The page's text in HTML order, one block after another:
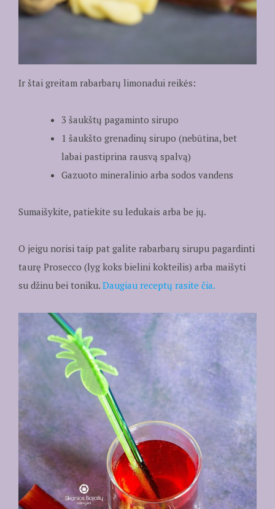
Ir štai greitam rabarbarų limonadui reikės:
3 šaukštų pagaminto sirupo
1 šaukšto grenadinų sirupo (nebūtina, bet
labai pastiprina rausvą spalvą)
Gazuoto mineralinio arba sodos vandens
Sumaišykite, patiekite su ledukais arba be jų.
O jeigu norisi taip pat galite rabarbarų sirupu pagardinti
taurę Prosecco (lyg koks bielini kokteilis) arba maišyti
su džinu bei toniku. Daugiau receptų rasite čia.